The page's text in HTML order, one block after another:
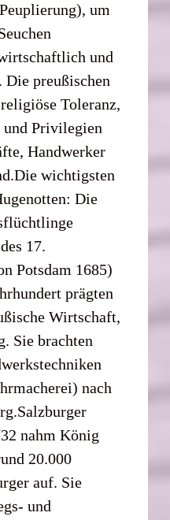
um
und
preußischen
Toleranz,
und Privilegien
Handwerker
wichtigsten
Die
17.
Potsdam 1685)
prägten
Wirtschaft,
Sie brachten
nach
nahm König
20.000
auf. Sie
und